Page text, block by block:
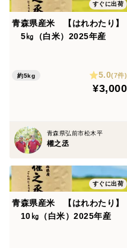
すぐに出荷
青森県産米 【はれわたり】
5㎏（白米）2025年産
約5kg 5.0(7件)
¥3,000
青森県弘前市松木平
權之丞
すぐに出荷
青森県産米 【はれわたり】
10㎏（白米）2025年産